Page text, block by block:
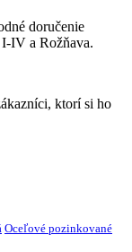
doručenie
IV a Rožňava.
ktorí si ho
Oceľové pozinkované